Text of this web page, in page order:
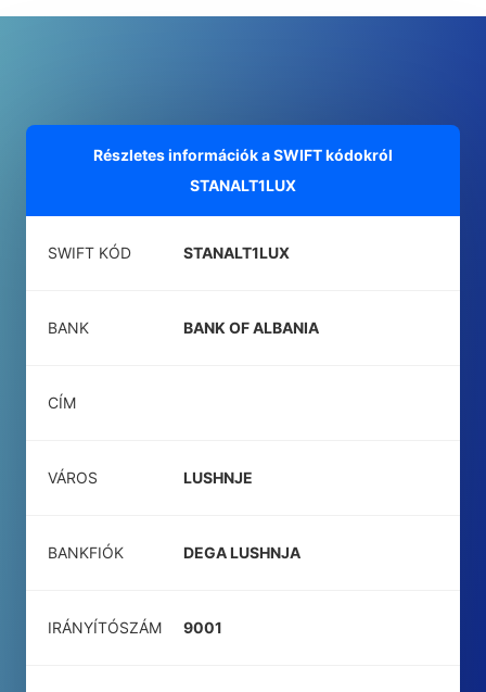
Részletes információk a SWIFT kódokról
STANALT1LUX
SWIFT KÓD STANALT1LUX
BANK BANK OF ALBANIA
CÍM
VÁROS LUSHNJE
BANKFIÓK DEGA LUSHNJA
IRÁNYÍTÓSZÁM 9001